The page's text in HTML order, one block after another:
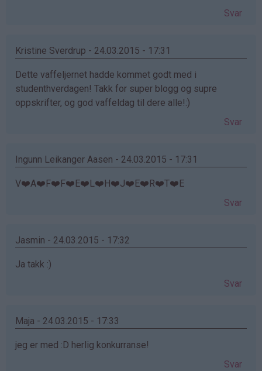
Svar
Kristine Sverdrup - 24.03.2015 - 17:31
Dette vaffeljernet hadde kommet godt med i
studenthverdagen! Takk for super blogg og supre
oppskrifter, og god vaffeldag til dere alle!:)
Svar
Ingunn Leikanger Aasen - 24.03.2015 - 17:31
V❤️A❤️F❤️F❤️E❤️L❤️H❤️J❤️E❤️R❤️T❤️E
Svar
Jasmin - 24.03.2015 - 17:32
Ja takk :)
Svar
Maja - 24.03.2015 - 17:33
jeg er med :D herlig konkurranse!
Svar